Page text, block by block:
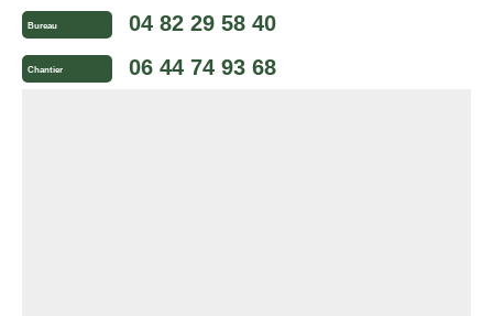
Bureau 04 82 29 58 40
Chantier 06 44 74 93 68